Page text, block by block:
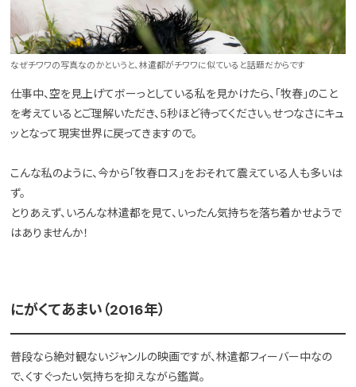
なぜチワワの写真なのかというと、林遣都がチワワに似ていると話題だからです
仕事中、空を見上げてボーっとしている私を見かけたら、「牧春」のこと
を考えているとご理解いただき、5秒ほど待ってください。せつなさにキュ
ッとなって現実世界に戻ってきますので。
こんな私のように、今から「牧春ロス」をおそれて震えている人も多いは
ず。
とりあえず、いろんな林遣都を見て、いったん気持ちを落ち着かせようで
はありませんか！
にがくてあまい（2016年）
普段なら絶対観ないジャンルの映画ですが、林遣都フィーバー中なの
で、くすぐったい気持ちを抑えながら鑑賞。